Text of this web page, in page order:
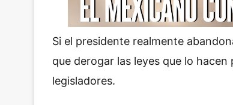
Si el presidente realmente
que derogar las leyes que lo
legisladores.